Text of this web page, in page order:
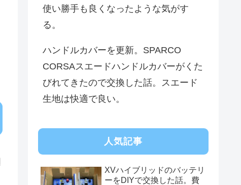
使い勝手も良くなったような気がす
る。
ハンドルカバーを更新。SPARCO
CORSAスエードハンドルカバーがくた
びれてきたので交換した話。スエード
生地は快適で良い。
人気記事
XVハイブリッドのバッテリ
ーをDIYで交換した話。費